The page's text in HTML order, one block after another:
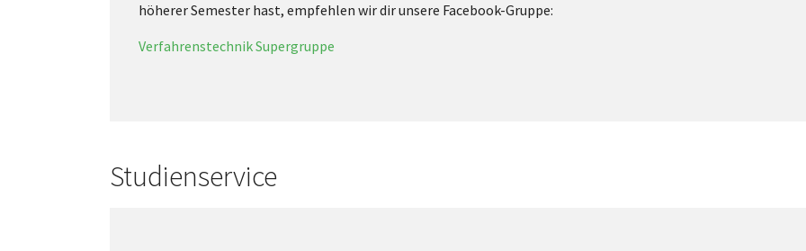
höherer Semester hast, empfehlen wir dir unsere Facebook-Gruppe:
Verfahrenstechnik Supergruppe
Studienservice